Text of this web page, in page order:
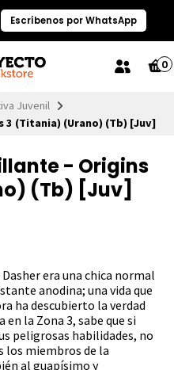
Escríbenos por WhatsApp
0
Juvenil
3 (Titania) (Urano) (Tb) [Juv]
- Origins
(Tb) [Juv]
era una chica normal
anodina; una vida que
ha descubierto la verdad
en la Zona 3, sabe que si
peligrosas habilidades, no
los miembros de la
al guapísimo y